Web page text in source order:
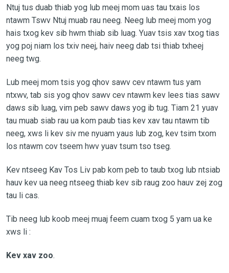
Ntuj tus duab thiab yog lub meej mom uas tau txais los
ntawm Tswv Ntuj muab rau neeg. Neeg lub meej mom yog
hais txog kev sib hwm thiab sib luag. Yuav tsis xav txog tias
yog poj niam los txiv neej, haiv neeg dab tsi thiab txheej
neeg twg.
Lub meej mom tsis yog qhov sawv cev ntawm tus yam
ntxwv, tab sis yog qhov sawv cev ntawm kev lees tias sawv
daws sib luag, vim peb sawv daws yog ib tug. Tiam 21 yuav
tau muab siab rau ua kom paub tias kev xav tau ntawm tib
neeg, xws li kev siv me nyuam yaus lub zog, kev tsim txom
los ntawm cov tseem hwv yuav tsum tso tseg.
Kev ntseeg Kav Tos Liv pab kom peb to taub txog lub ntsiab
hauv kev ua neeg ntseeg thiab kev sib raug zoo hauv zej zog
tau li cas.
Tib neeg lub koob meej muaj feem cuam txog 5 yam ua ke
xws li :
Kev xav zoo.